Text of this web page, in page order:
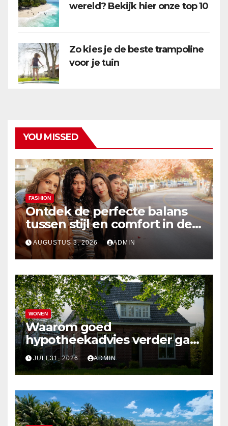
wereld? Bekijk hier onze top 10
Zo kies je de beste trampoline
voor je tuin
YOU MISSED
FASHION
Ontdek de perfecte balans
tussen stijl en comfort in de
nieuwste damesmode
AUGUSTUS 3, 2026 ADMIN
WONEN
Waarom goed
hypotheekadvies verder gaat
dan alleen cijfers
JULI 31, 2026 ADMIN